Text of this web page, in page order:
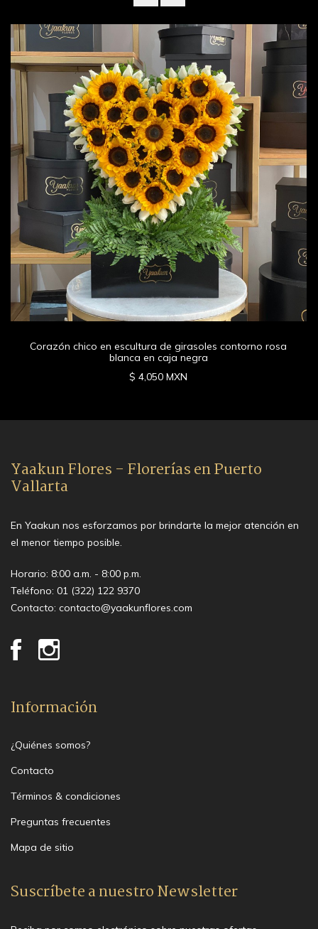
Corazón chico en escultura de girasoles contorno rosa
blanca en caja negra
$ 4,050 MXN
Yaakun Flores - Florerías en Puerto
Vallarta
En Yaakun nos esforzamos por brindarte la mejor atención en
el menor tiempo posible.
Horario: 8:00 a.m. - 8:00 p.m.
Teléfono: 01 (322) 122 9370
Contacto: contacto@yaakunflores.com
Información
¿Quiénes somos?
Contacto
Términos & condiciones
Preguntas frecuentes
Mapa de sitio
Suscríbete a nuestro Newsletter